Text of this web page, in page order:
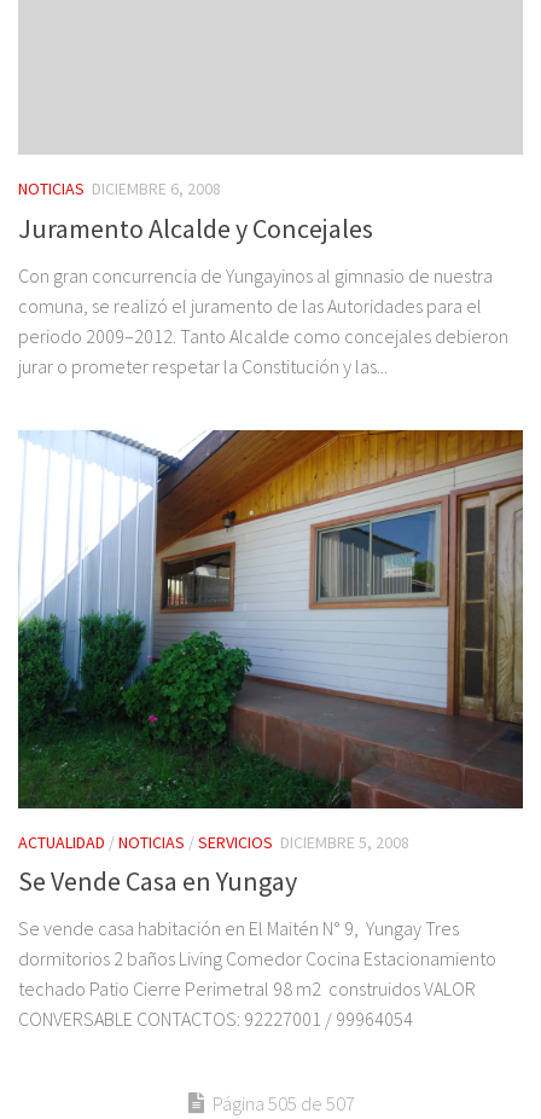
NOTICIAS DICIEMBRE 6, 2008
Juramento Alcalde y Concejales
Con gran concurrencia de Yungayinos al gimnasio de nuestra
comuna, se realizó el juramento de las Autoridades para el
periodo 2009–2012. Tanto Alcalde como concejales debieron
jurar o prometer respetar la Constitución y las...
ACTUALIDAD /NOTICIAS /SERVICIOS DICIEMBRE 5, 2008
Se Vende Casa en Yungay
Se vende casa habitación en El Maitén N° 9, Yungay Tres
dormitorios 2 baños Living Comedor Cocina Estacionamiento
techado Patio Cierre Perimetral 98 m2 construidos VALOR
CONVERSABLE CONTACTOS: 92227001 / 99964054
Página 505 de 507